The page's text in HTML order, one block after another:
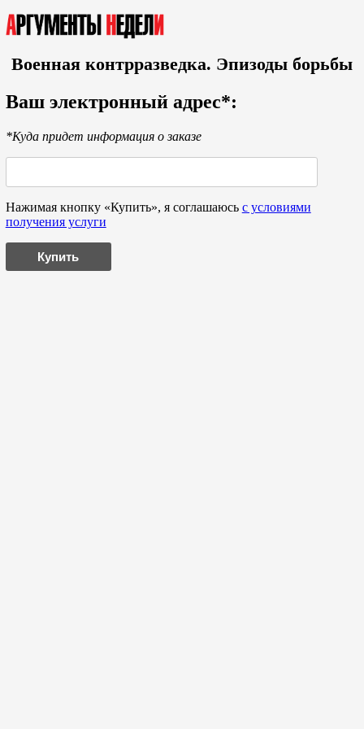
Военная контрразведка. Эпизоды борьбы
Ваш электронный адрес*:
*Куда придет информация о заказе
Нажимая кнопку «Купить», я соглашаюсь с условиями
получения услуги